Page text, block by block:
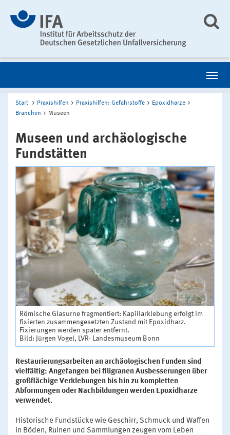
Start Praxishilfen Praxishilfen: Gefahrstoffe
Epoxidharze
Branchen
Museen
Museen und archäologische
Fundstätten
Römische Glasurne fragmentiert: Kapillarklebung erfolgt im
fixierten zusammengesetzten Zustand mit Epoxidharz.
Fixierungen werden später entfernt.
Bild: Jürgen Vogel, LVR- Landesmuseum Bonn
Restaurierungsarbeiten an archäologischen Funden sind
vielfältig: Angefangen bei filigranen Ausbesserungen über
großflächige Verklebungen bis hin zu kompletten
Abformungen oder Nachbildungen werden Epoxidharze
verwendet.
Historische Fundstücke wie Geschirr, Schmuck und Waffen
in Böden, Ruinen und Sammlungen zeugen vom Leben